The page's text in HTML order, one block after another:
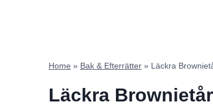
Home » Bak & Efterrätter » Läckra
Läckra